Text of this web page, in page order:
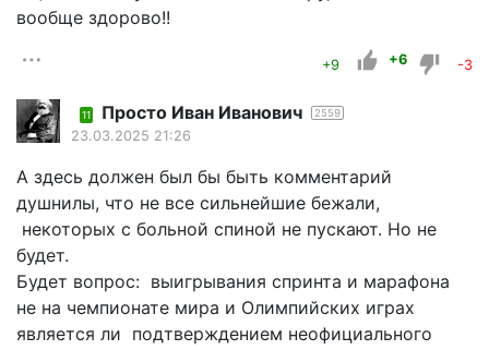
вообще здорово!!
+9 +6 -3
11 Просто Иван Иванович 2559
23.03.2025 21:26
А здесь должен был бы быть комментарий
душнилы, что не все сильнейшие бежали,
некоторых с больной спиной не пускают. Но не
будет.
Будет вопрос: выигрывания спринта и марафона
не на чемпионате мира и Олимпийских играх
является ли подтверждением неофициального